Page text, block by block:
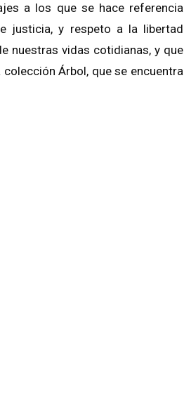
a los que se hace referencia
justicia, y respeto a la libertad
nuestras vidas cotidianas, y que
Árbol, que se encuentra